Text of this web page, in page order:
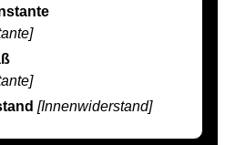
[Innenwiderstand]